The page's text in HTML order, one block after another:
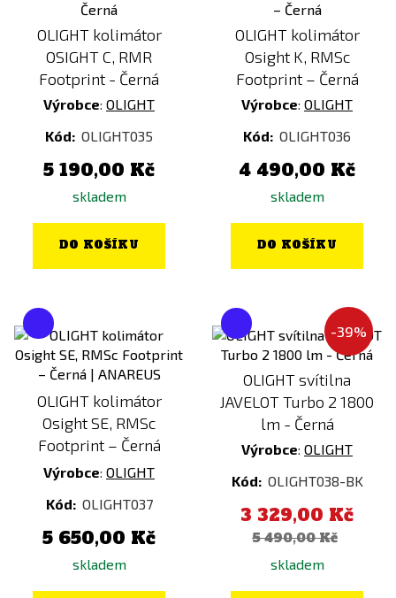
OLIGHT kolimátor
OSIGHT C, RMR
Footprint - Černá
Výrobce: OLIGHT
Kód: OLIGHT035
5 190,00 Kč
skladem
DO KOŠÍKU
OLIGHT kolimátor
Osight K, RMSc
Footprint – Černá
Výrobce: OLIGHT
Kód: OLIGHT036
4 490,00 Kč
skladem
DO KOŠÍKU
OLIGHT kolimátor
Osight SE, RMSc
Footprint – Černá
Výrobce: OLIGHT
Kód: OLIGHT037
5 650,00 Kč
skladem
-39%
OLIGHT svítilna
JAVELOT Turbo 2 1800
lm - Černá
Výrobce: OLIGHT
Kód: OLIGHT038-BK
3 329,00 Kč
5 490,00 Kč
skladem